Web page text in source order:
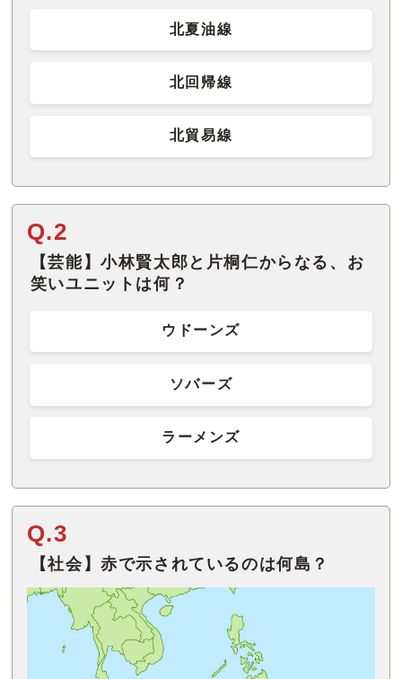
北夏油線
北回帰線
北貿易線
Q.2
【芸能】小林賢太郎と片桐仁からなる、お
笑いユニットは何？
ウドーンズ
ソバーズ
ラーメンズ
Q.3
【社会】赤で示されているのは何島？